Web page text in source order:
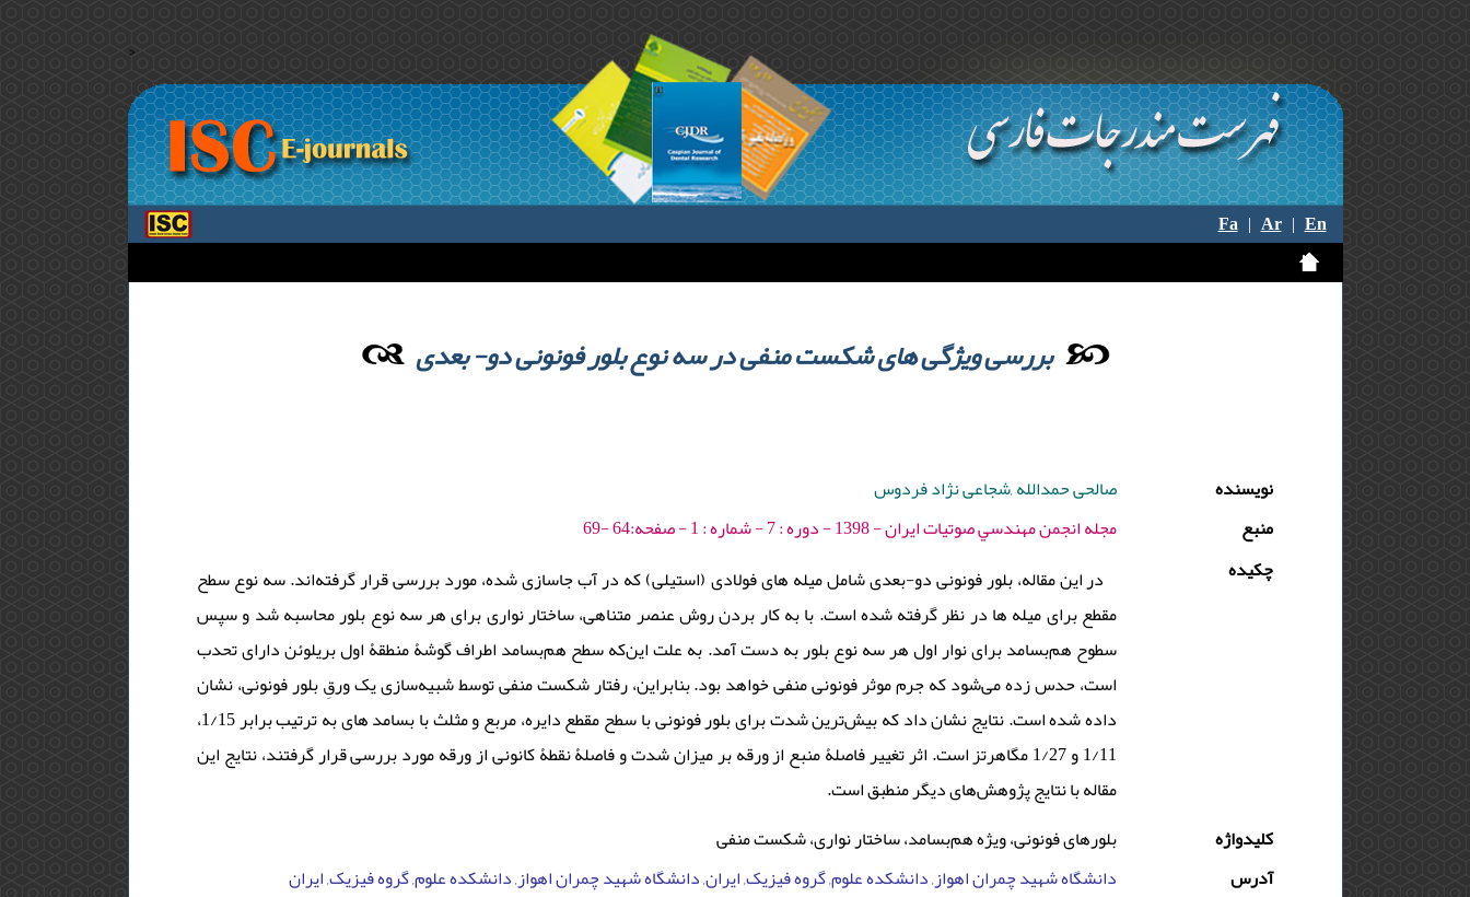
>
Fa|Ar|En
بررسی ویژگی های شکست منفی در سه نوع بلور فونونی دو-‌ بعدی
نویسنده
صالحی حمدالله ,شجاعی نژاد فردوس
منبع
مجله انجمن مهندسي صوتيات ايران - 1398 - دوره : 7 - شماره : 1 - صفحه:64 -69
چکیده
در این مقاله، بلور فونونی دو-بعدی شامل میله های فولادی (استیلی) که در آب جاسازی شده، مورد بررسی قرار گرفته‌اند. سه نوع سطح
مقطع برای میله ها در نظر گرفته شده است. با به کار بردن روش عنصر متناهی، ساختار نواری برای هر سه نوع بلور محاسبه شد و سپس
سطوح هم‌بسامد برای نوار اول هر سه نوع بلور به دست آمد. به علت این‌که سطح هم‌بسامد اطراف گوشۀ منطقۀ اول بریلوئن دارای تحدب
است، حدس زده‌ می‌شود که جرم موثر فونونی منفی خواهد بود. بنابراین، رفتار شکست منفی توسط شبیه‌سازی یک ورقِ بلور فونونی، نشان
داده شده است. نتایج نشان داد که بیش‌ترین شدت برای بلور فونونی با سطح مقطع دایره، مربع و مثلث با بسامد های به ترتیب برابر 1/15،
1/11 و 1/27 مگاهرتز است. اثر تغییر فاصلۀ منبع از ورقه بر میزان شدت و فاصلۀ نقطۀ کانونی از ورقه مورد بررسی قرار گرفتند، نتایج این
مقاله با نتایج پژوهش‌های دیگر منطبق است.
کلیدواژه
بلورهای فونونی، ویژه هم‌بسامد، ساختار نواری، شکست منفی
آدرس
دانشگاه شهید چمران اهواز, دانشکده علوم, گروه فیزیک, ایران, دانشگاه شهید چمران اهواز, دانشکده علوم, گروه فیزیک, ایران